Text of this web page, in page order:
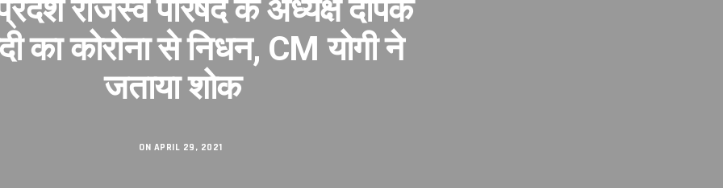
बीजेपी!
राजस्व परिषद के अध्यक्ष दीपक
का कोरोना से निधन, CM योगी ने
जताया शोक
ON APRIL 29, 2021